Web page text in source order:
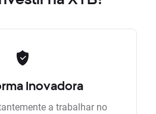
Inovadora
a trabalhar no